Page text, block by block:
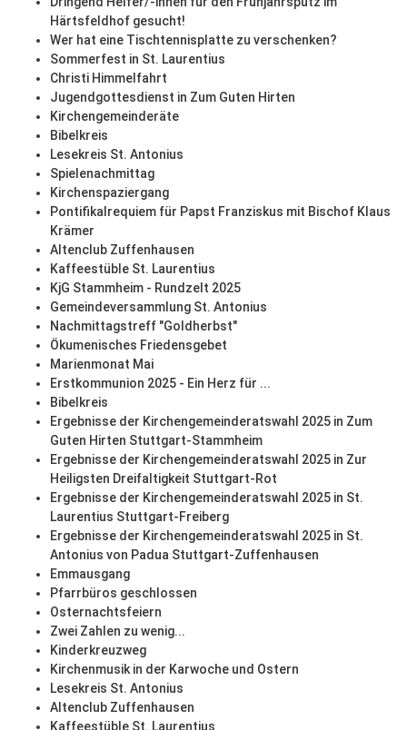
Härtsfeldhof gesucht!
Wer hat eine Tischtennisplatte zu verschenken?
Sommerfest in St. Laurentius
Christi Himmelfahrt
Jugendgottesdienst in Zum Guten Hirten
Kirchengemeinderäte
Bibelkreis
Lesekreis St. Antonius
Spielenachmittag
Kirchenspaziergang
Pontifikalrequiem für Papst Franziskus mit Bischof Klaus
Krämer
Altenclub Zuffenhausen
Kaffeestüble St. Laurentius
KjG Stammheim - Rundzelt 2025
Gemeindeversammlung St. Antonius
Nachmittagstreff "Goldherbst"
Ökumenisches Friedensgebet
Marienmonat Mai
Erstkommunion 2025 - Ein Herz für ...
Bibelkreis
Ergebnisse der Kirchengemeinderatswahl 2025 in Zum
Guten Hirten Stuttgart-Stammheim
Ergebnisse der Kirchengemeinderatswahl 2025 in Zur
Heiligsten Dreifaltigkeit Stuttgart-Rot
Ergebnisse der Kirchengemeinderatswahl 2025 in St.
Laurentius Stuttgart-Freiberg
Ergebnisse der Kirchengemeinderatswahl 2025 in St.
Antonius von Padua Stuttgart-Zuffenhausen
Emmausgang
Pfarrbüros geschlossen
Osternachtsfeiern
Zwei Zahlen zu wenig...
Kinderkreuzweg
Kirchenmusik in der Karwoche und Ostern
Lesekreis St. Antonius
Altenclub Zuffenhausen
Kaffeestüble St. Laurentius